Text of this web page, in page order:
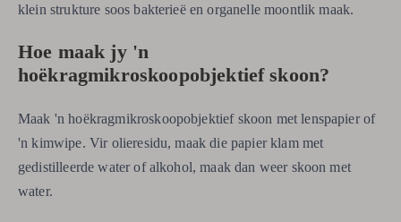
klein strukture soos bakterieë en organelle moontlik maak.
Hoe maak jy 'n
hoëkragmikroskoopobjektief skoon?
Maak 'n hoëkragmikroskoopobjektief skoon met lenspapier of
'n kimwipe. Vir olieresidu, maak die papier klam met
gedistilleerde water of alkohol, maak dan weer skoon met
water.